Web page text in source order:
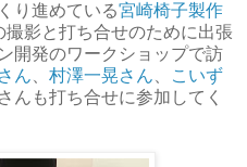
り進めている宮崎椅子製作
影と打ち合せのために出張
開発のワークショップで訪
ん 村澤一晃さん
こいず
んも打ち合せに参加してく